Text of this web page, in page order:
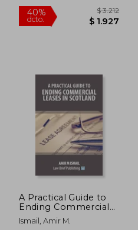
40%
dcto. $ 3.435
A Practical Guide to
Ending Commercial
Leases in Scotland
(en Inglés)
Ismail, Amir M.